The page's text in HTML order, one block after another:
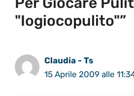
"iogiocopulito"”
Claudia - Ts
15 Aprile 2009 alle